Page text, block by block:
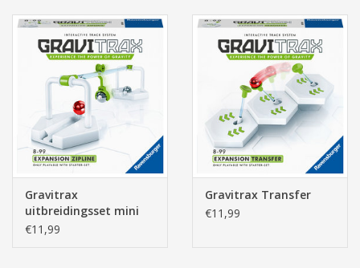
Gravitrax
uitbreidingsset mini
Zipline
€11,99
Gravitrax Transfer
€11,99